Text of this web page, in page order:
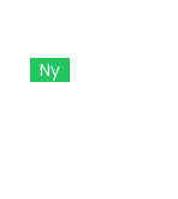
Ny